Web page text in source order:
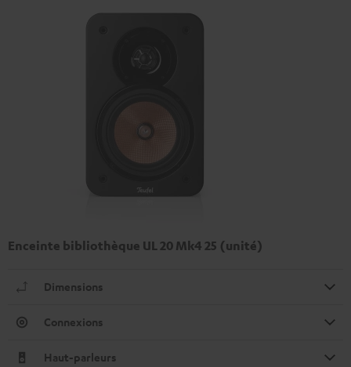
Enceinte bibliothèque UL 20 Mk4 25 (unité)
Dimensions
Connexions
Haut-parleurs